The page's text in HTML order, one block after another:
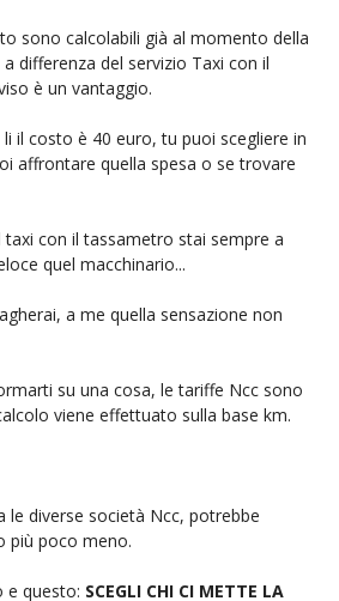
sono calcolabili già al momento della
differenza del servizio Taxi con il
è un vantaggio.
il costo è 40 euro, tu puoi scegliere in
affrontare quella spesa o se trovare
taxi con il tassametro stai sempre a
quel macchinario...
a me quella sensazione non
su una cosa, le tariffe Ncc sono
viene effettuato sulla base km.
le diverse società Ncc, potrebbe
più poco meno.
e questo: SCEGLI CHI CI METTE LA